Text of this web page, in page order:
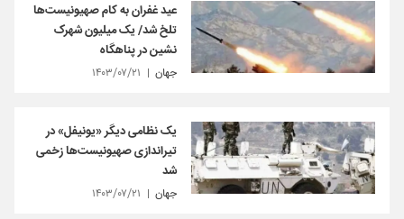
عید غفران به کام صهیونیست‌ها
تلخ شد/ یک میلیون شهرک
نشین در پناهگاه
جهان ۱۴۰۳/۰۷/۲۱
یک نظامی دیگر «یونیفل» در
تیراندازی صهیونیست‌ها زخمی
شد
جهان ۱۴۰۳/۰۷/۲۱